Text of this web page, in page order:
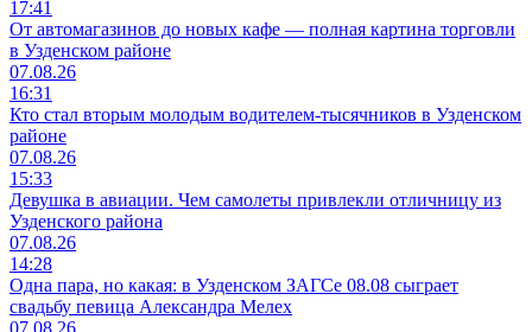
17:41
От автомагазинов до новых кафе — полная картина торговли
в Узденском районе
07.08.26
16:31
Кто стал вторым молодым водителем-тысячников в Узденском
районе
07.08.26
15:33
Девушка в авиации. Чем самолеты привлекли отличницу из
Узденского района
07.08.26
14:28
Одна пара, но какая: в Узденском ЗАГСе 08.08 сыграет
свадьбу певица Александра Мелех